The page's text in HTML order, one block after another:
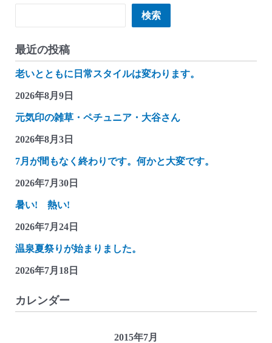
検索
最近の投稿
老いとともに日常スタイルは変わります。
2026年8月9日
元気印の雑草・ペチュニア・大谷さん
2026年8月3日
7月が間もなく終わりです。何かと大変です。
2026年7月30日
暑い! 熱い!
2026年7月24日
温泉夏祭りが始まりました。
2026年7月18日
カレンダー
2015年7月